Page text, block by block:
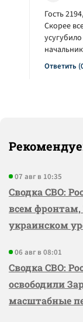
Ответить
Гость
Скорее
07 авг в 10:35
Сводка СВО:
всем фронтам,
украинском
06 авг в 08:01
Сводка СВО:
освободили
масштабные